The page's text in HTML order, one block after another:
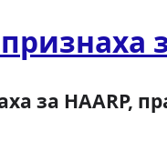
за HAARP,